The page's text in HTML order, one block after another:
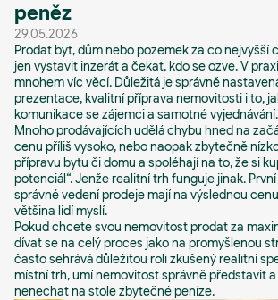
peněz
29.05.2026
Prodat byt, dům nebo pozemek za co nejvyšší
jen vystavit inzerát a čekat, kdo se ozve. V
mnohem víc věcí. Důležitá je správně
prezentace, kvalitní příprava nemovitosti i to,
komunikace se zájemci a samotné vyjednávání.
Mnoho prodávajících udělá chybu hned na
cenu příliš vysoko, nebo naopak zbytečně
přípravu bytu či domu a spoléhají na to, že si
potenciál“. Jenže realitní trh funguje jinak.
správné vedení prodeje mají na výslednou
většina lidí myslí.
Pokud chcete svou nemovitost prodat za
dívat se na celý proces jako na promyšlenou
často sehrává důležitou roli zkušený realitní
místní trh, umí nemovitost správně představit
nenechat na stole zbytečné peníze.